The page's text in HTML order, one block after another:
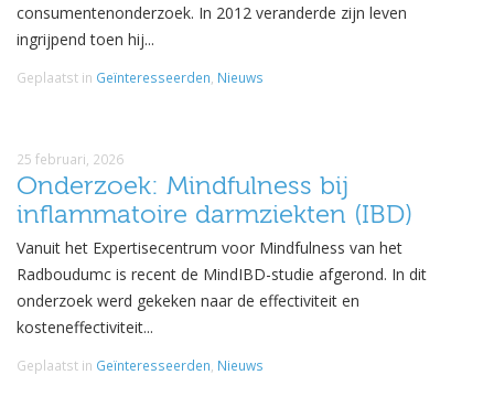
consumentenonderzoek. In 2012 veranderde zijn leven
ingrijpend toen hij...
Geplaatst in Geïnteresseerden Nieuws
25 februari, 2026
Onderzoek: Mindfulness bij
inflammatoire darmziekten (IBD)
Vanuit het Expertisecentrum voor Mindfulness van het
Radboudumc is recent de MindIBD-studie afgerond. In dit
onderzoek werd gekeken naar de effectiviteit en
kosteneffectiviteit...
Geplaatst in Geïnteresseerden Nieuws